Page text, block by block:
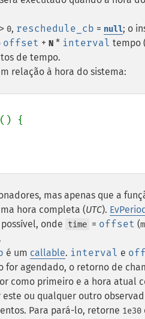
> 0, reschedule_cb = null; o
offset + N * interval tempo
de tempo.
relação à hora do sistema:
{
mas apenas que a
hora completa (UTC).
onde
time = offset (
é um callable. interval e
for agendado, o retorno de
como primeiro e a hora atual
ou qualquer outro
Para pará-lo, retorne 1e30